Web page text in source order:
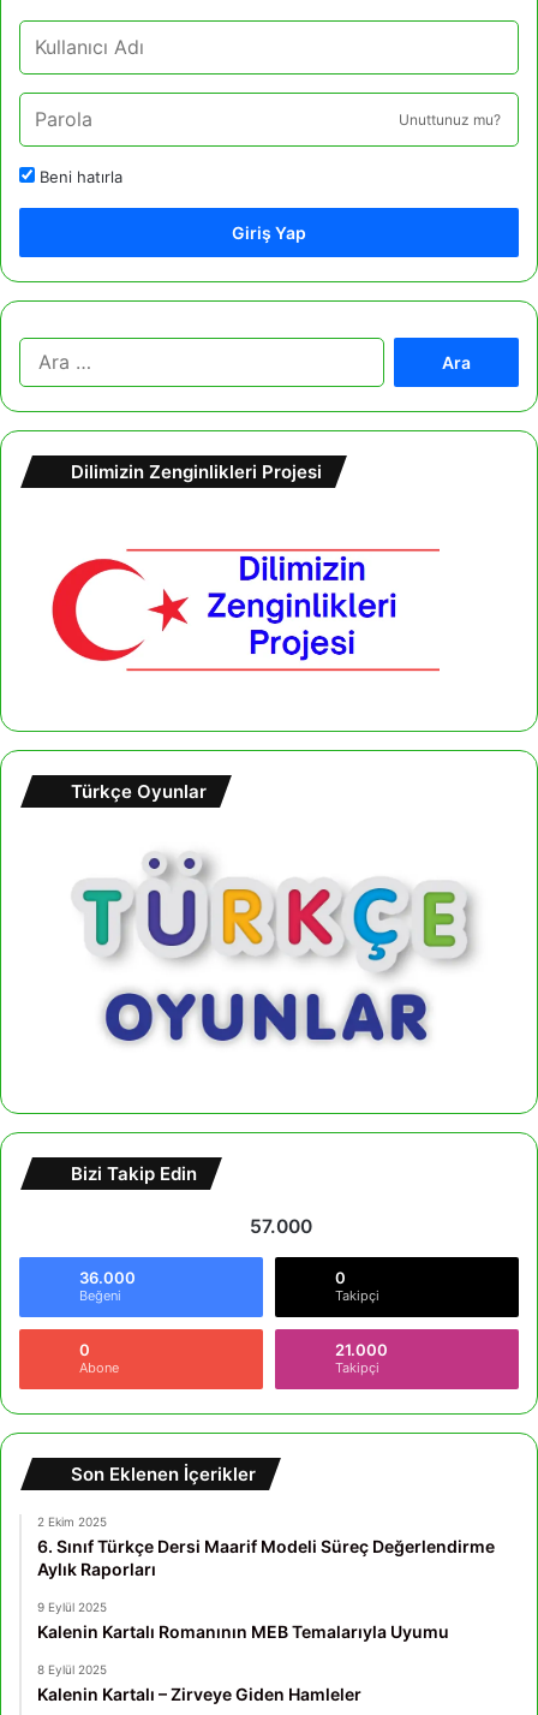
Unuttunuz mu?
Beni hatırla
Giriş Yap
Dilimizin Zenginlikleri Projesi
Türkçe Oyunlar
Bizi Takip Edin
57.000
36.000
Beğeni
0
Takipçi
0
Abone
21.000
Takipçi
Son Eklenen İçerikler
2 Ekim 2025
6. Sınıf Türkçe Dersi Maarif Modeli Süreç Değerlendirme
Aylık Raporları
9 Eylül 2025
Kalenin Kartalı Romanının MEB Temalarıyla Uyumu
8 Eylül 2025
Kalenin Kartalı – Zirveye Giden Hamleler